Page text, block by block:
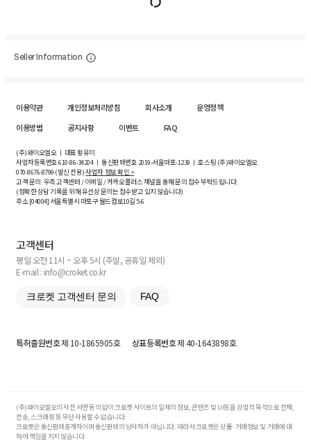
Seller Information
이용약관 개인정보처리방침 회사소개
운영정책
이용방법
공지사항 이벤트 FAQ
(주)와이오엘오 ㅣ 대표 황유미
사업자등록번호610-86-34204ㅣ 통신판매번호 2019-서울마포-1239 ㅣ 호스팅 (주)와이오엘오
070-8676-8799 (발신 전용)사업자 정보 확인 >
고객 문의: 우측 고객센터 / 이메일 / 카카오플러스 채널을 통해 문의 접수 부탁드립니다.
(정확한 상담 기록을 위해 유선상 문의는 접수받고 있지 않습니다)
주소 [04004] 서울특별시 마포구 월드컵로10길5-6
고객센터
평일 오전 11시 ~ 오후 5시 (주말, 공휴일 제외)
E-mail : info@croket.co.kr
크로켓 고객센터 문의 FAQ
특허출원번호제 10-1865905호 상표등록번호제 40-1643898호
(주)와이오엘오의 사전 서면 동의 없이 크로켓 사이트의 일체의 정보, 콘텐츠 및 UI등을 상업적 목적으로 전재,
전송, 스크래핑 등 무단 사용할 수 없습니다.
크로켓은 통신판매중개자이며 통신판매의 당사자가 아닙니다. 따라서 크로켓은 상품·거래정보 및 거래에 대
하여 책임을 지지 않습니다.